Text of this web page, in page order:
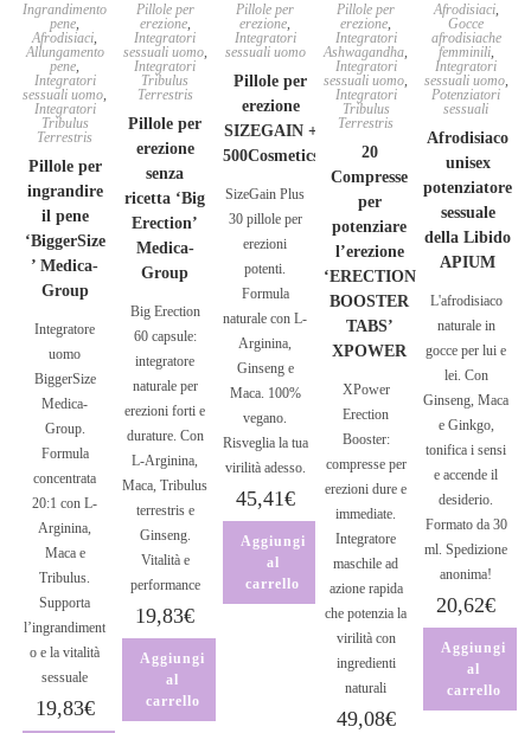
Ingrandimento
pene,
Afrodisiaci,
Allungamento
pene,
Integratori
sessuali uomo,
Integratori
Tribulus
Terrestris
Pillole per
ingrandire
il pene
‘BiggerSize
’ Medica-
Group
Integratore
uomo
BiggerSize
Medica-
Group.
Formula
concentrata
20:1 con L-
Arginina,
Maca e
Tribulus.
Supporta
l’ingrandiment
o e la vitalità
sessuale
19,83€
Pillole per
erezione,
Integratori
sessuali uomo,
Integratori
Tribulus
Terrestris
Pillole per
erezione
senza
ricetta ‘Big
Erection’
Medica-
Group
Big Erection
60 capsule:
integratore
naturale per
erezioni forti e
durature. Con
L-Arginina,
Maca, Tribulus
terrestris e
Ginseng.
Vitalità e
performance
19,83€
Aggiungi
al
carrello
Pillole per
erezione,
Integratori
sessuali uomo
Pillole per
erezione
SIZEGAIN +
500Cosmetics
SizeGain Plus
30 pillole per
erezioni
potenti.
Formula
naturale con L-
Arginina,
Ginseng e
Maca. 100%
vegano.
Risveglia la tua
virilità adesso.
45,41€
Aggiungi
al
carrello
Pillole per
erezione,
Integratori
Ashwagandha,
Integratori
sessuali uomo,
Integratori
Tribulus
Terrestris
20
Compresse
per
potenziare
l’erezione
‘ERECTION
BOOSTER
TABS’
XPOWER
XPower
Erection
Booster:
compresse per
erezioni dure e
immediate.
Integratore
maschile ad
azione rapida
che potenzia la
virilità con
ingredienti
naturali
49,08€
Afrodisiaci,
Gocce
afrodisiache
femminili,
Integratori
sessuali uomo,
Potenziatori
sessuali
Afrodisiaco
unisex
potenziatore
sessuale
della Libido
APIUM
L'afrodisiaco
naturale in
gocce per lui e
lei. Con
Ginseng, Maca
e Ginkgo,
tonifica i sensi
e accende il
desiderio.
Formato da 30
ml. Spedizione
anonima!
20,62€
Aggiungi
al
carrello